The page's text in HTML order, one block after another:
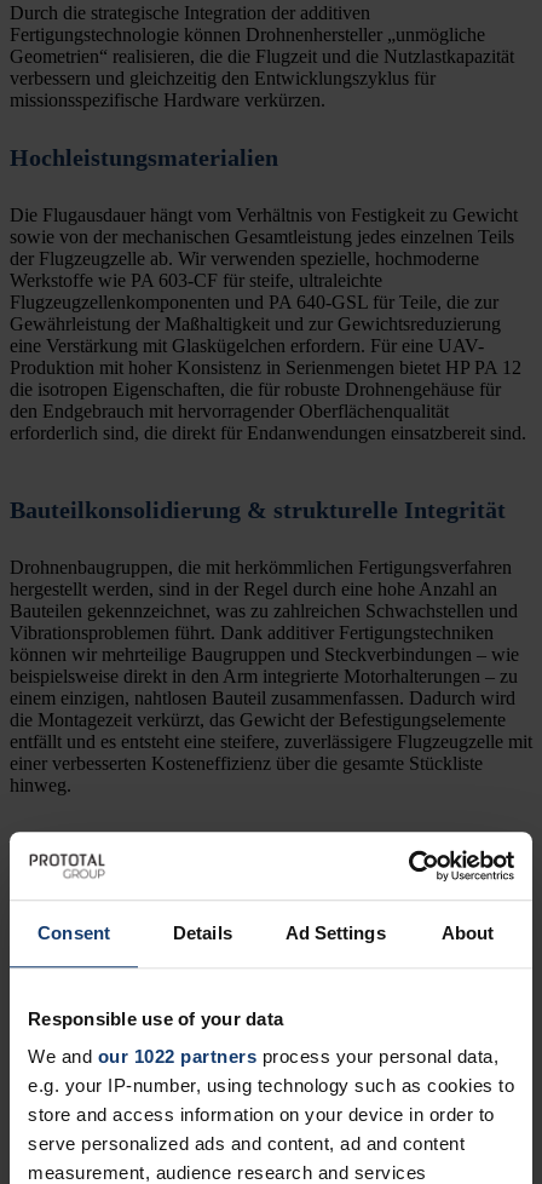
Consent Details Ad Settings About
Responsible use of your data
We and our 1022 partners process your personal data,
e.g. your IP-number, using technology such as cookies to
store and access information on your device in order to
serve personalized ads and content, ad and content
measurement, audience research and services
Durch die strategische Integration der additiven
Fertigungstechnologie können Drohnenhersteller „unmögliche
Geometrien“ realisieren, die die Flugzeit und die Nutzlastkapazität
verbessern und gleichzeitig den Entwicklungszyklus für
missionsspezifische Hardware verkürzen.
Hochleistungsmaterialien
Die Flugausdauer hängt vom Verhältnis von Festigkeit zu Gewicht
sowie von der mechanischen Gesamtleistung jedes einzelnen Teils
der Flugzeugzelle ab. Wir verwenden spezielle, hochmoderne
Werkstoffe wie PA 603-CF für steife, ultraleichte
Flugzeugzellenkomponenten und PA 640-GSL für Teile, die zur
Gewährleistung der Maßhaltigkeit und zur Gewichtsreduzierung
eine Verstärkung mit Glaskügelchen erfordern. Für eine UAV-
Produktion mit hoher Konsistenz in Serienmengen bietet HP PA 12
die isotropen Eigenschaften, die für robuste Drohnengehäuse für
den Endgebrauch mit hervorragender Oberflächenqualität
erforderlich sind, die direkt für Endanwendungen einsatzbereit sind.
Bauteilkonsolidierung & strukturelle Integrität
Drohnenbaugruppen, die mit herkömmlichen Fertigungsverfahren
hergestellt werden, sind in der Regel durch eine hohe Anzahl an
Bauteilen gekennzeichnet, was zu zahlreichen Schwachstellen und
Vibrationsproblemen führt. Dank additiver Fertigungstechniken
können wir mehrteilige Baugruppen und Steckverbindungen – wie
beispielsweise direkt in den Arm integrierte Motorhalterungen – zu
einem einzigen, nahtlosen Bauteil zusammenfassen. Dadurch wird
die Montagezeit verkürzt, das Gewicht der Befestigungselemente
entfällt und es entsteht eine steifere, zuverlässigere Flugzeugzelle mit
einer verbesserten Kosteneffizienz über die gesamte Stückliste
hinweg.
Optimierte Aerodynamik
Herkömmliche Fertigungsverfahren haben Schwierigkeiten mit
komplexen Geometrien und inneren Hohlräumen. Mit dem 3D-
Druck können wir interne Kühlkanäle und an die Form angepasste
Luftkanäle entwerfen und herstellen, die sich exakt an die Konturen
gewährleistet ein optimales Wärmemanagement bei Flugmanövern
mit hoher Leistung.
Schnelle missionsspezifische Anpassung
Die Anforderungen an moderne UAS ändern sich schneller, als